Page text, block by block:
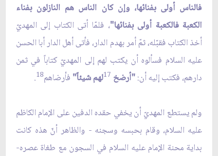
فالناس أولى بفنائها، وإن كان الناس هم النازلون بفناء
الكعبة فالكعبة أولى بفنائها"، فلمّا أتى الكتاب إلى المهديّ
أخذ الكتاب فقبّله، ثمّ أمر بهدم الدار، فأتى أهل الدار أبا الحسن
عليه السلام فسألوه أن يكتب لهم إلى المهديّ كتاباً في ثمن
دارهم، فكتب إليه أن:"أرضخ 17لهم شيئاً" فأرضاهم18
.
ولم يستطع المهديّ أن يخفي حقده الدفين على الإمام الكاظم
عليه السلام، وقام بحبسه وسجنه - والظاهر أنّ هذه كانت
بداية محنة الإمام عليه السلام في السجون مع طغاة عصره-